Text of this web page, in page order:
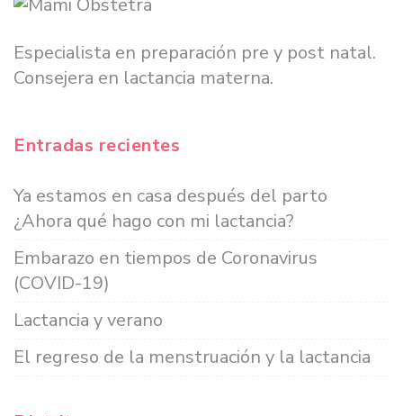
Especialista en preparación pre y post natal.
Consejera en lactancia materna.
Entradas recientes
Ya estamos en casa después del parto
¿Ahora qué hago con mi lactancia?
Embarazo en tiempos de Coronavirus
(COVID-19)
Lactancia y verano
El regreso de la menstruación y la lactancia